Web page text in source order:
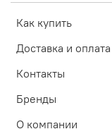
Как купить
Доставка и оплата
Контакты
Бренды
О компании